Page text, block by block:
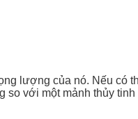
lượng của nó. Nếu
so với một mảnh thủy